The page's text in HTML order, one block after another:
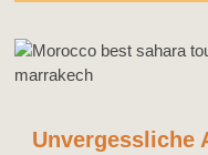
Unvergessliche